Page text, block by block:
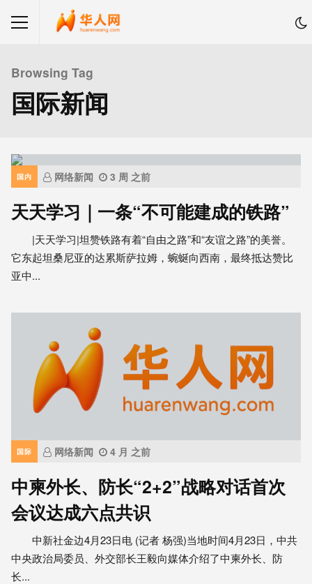
Browsing Tag
国际新闻
国内 网络新闻 3 周 之前
天天学习｜一条“不可能建成的铁路”
|天天学习|坦赞铁路有着“自由之路”和“友谊之路”的美誉。
它东起坦桑尼亚的达累斯萨拉姆，蜿蜒向西南，最终抵达赞比
亚中...
国际 网络新闻 4 月 之前
中柬外长、防长“2+2”战略对话首次
会议达成六点共识
中新社金边4月23日电 (记者 杨强)当地时间4月23日，中共
中央政治局委员、外交部长王毅向媒体介绍了中柬外长、防
长...